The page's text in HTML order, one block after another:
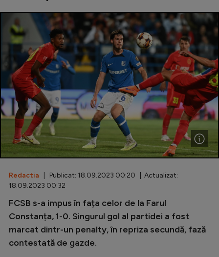
SuperLiga
Liga 2
Cupa României
Echipa Națională
U21
Fotbal feminin
Diverse
Inedit
Clasamente
Champions League
Europa League
Redactia | Publicat: 18.09.2023 00:20 | Actualizat:
18.09.2023 00:32
FCSB s-a impus în fața celor de la Farul
Constanța, 1-0. Singurul gol al partidei a fost
marcat dintr-un penalty, în repriza secundă, fază
contestată de gazde.